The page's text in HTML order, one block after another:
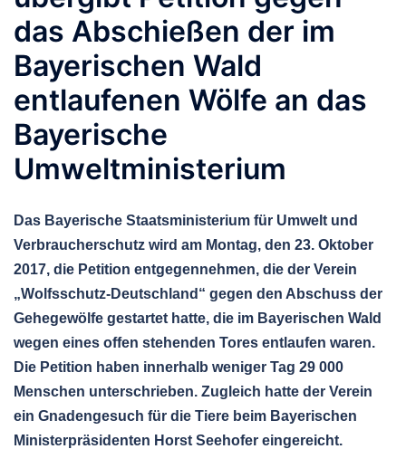
das Abschießen der im
Bayerischen Wald
entlaufenen Wölfe an das
Bayerische
Umweltministerium
Das Bayerische Staatsministerium für Umwelt und
Verbraucherschutz wird am Montag, den 23. Oktober
2017, die Petition entgegennehmen, die der Verein
„Wolfsschutz-Deutschland“ gegen den Abschuss der
Gehegewölfe gestartet hatte, die im Bayerischen Wald
wegen eines offen stehenden Tores entlaufen waren.
Die Petition haben innerhalb weniger Tag 29 000
Menschen unterschrieben. Zugleich hatte der Verein
ein Gnadengesuch für die Tiere beim Bayerischen
Ministerpräsidenten Horst Seehofer eingereicht.